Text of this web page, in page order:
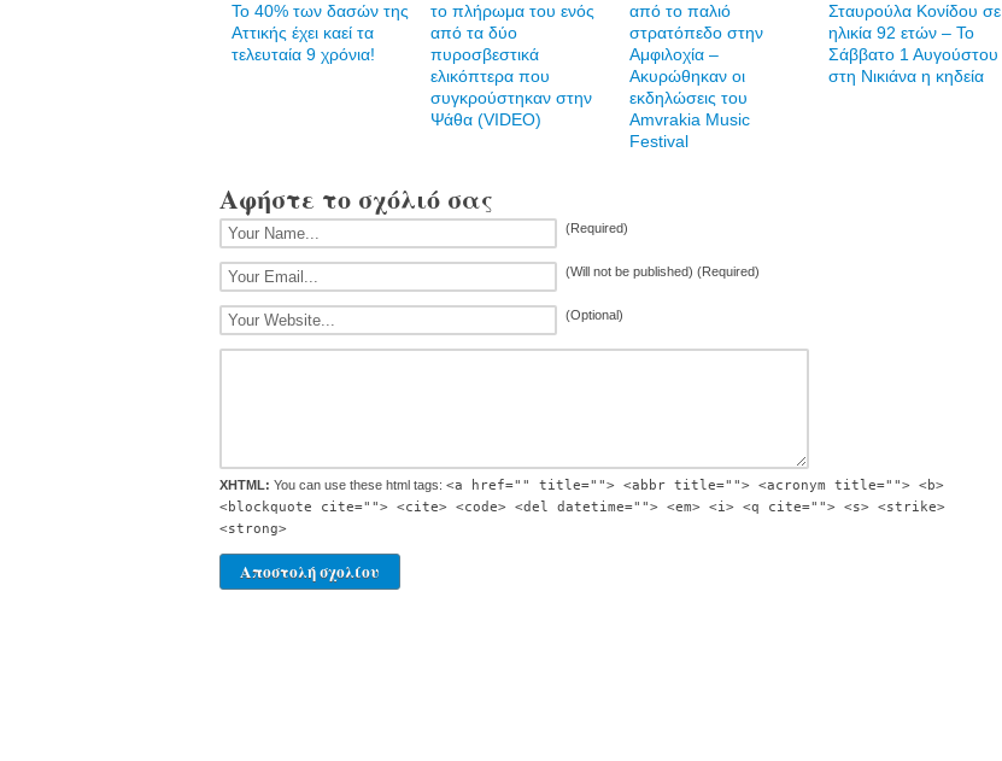
Το 40% των δασών της
Αττικής έχει καεί τα
τελευταία 9 χρόνια!
το πλήρωμα του ενός
από τα δύο
πυροσβεστικά
ελικόπτερα που
συγκρούστηκαν στην
Ψάθα (VIDEO)
από το παλιό
στρατόπεδο στην
Αμφιλοχία –
Ακυρώθηκαν οι
εκδηλώσεις του
Amvrakia Music
Festival
Σταυρούλα Κονίδου σε
ηλικία 92 ετών – Το
Σάββατο 1 Αυγούστου
στη Νικιάνα η κηδεία
Αφήστε το σχόλιό σας
(Required)
(Will not be published) (Required)
(Optional)
XHTML: You can use these html tags: <a href="" title=""> <abbr title=""> <acronym title=""> <b>
<blockquote cite=""> <cite> <code> <del datetime=""> <em> <i> <q cite=""> <s> <strike>
<strong>